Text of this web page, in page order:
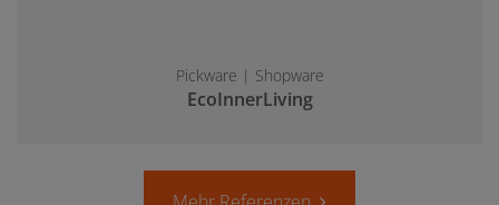
Pickware | Shopware
EcoInnerLiving